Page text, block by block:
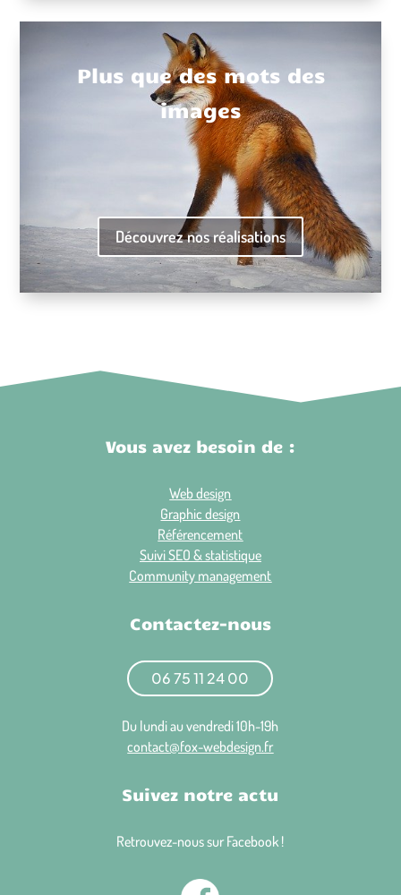
Plus que des mots des
images
Découvrez nos réalisations
Vous avez besoin de :
Web design
Graphic design
Référencement
Suivi SEO & statistique
Community management
Contactez-nous
06 75 11 24 00
Du lundi au vendredi 10h-19h
contact@fox-webdesign.fr
Suivez notre actu
Retrouvez-nous sur Facebook !